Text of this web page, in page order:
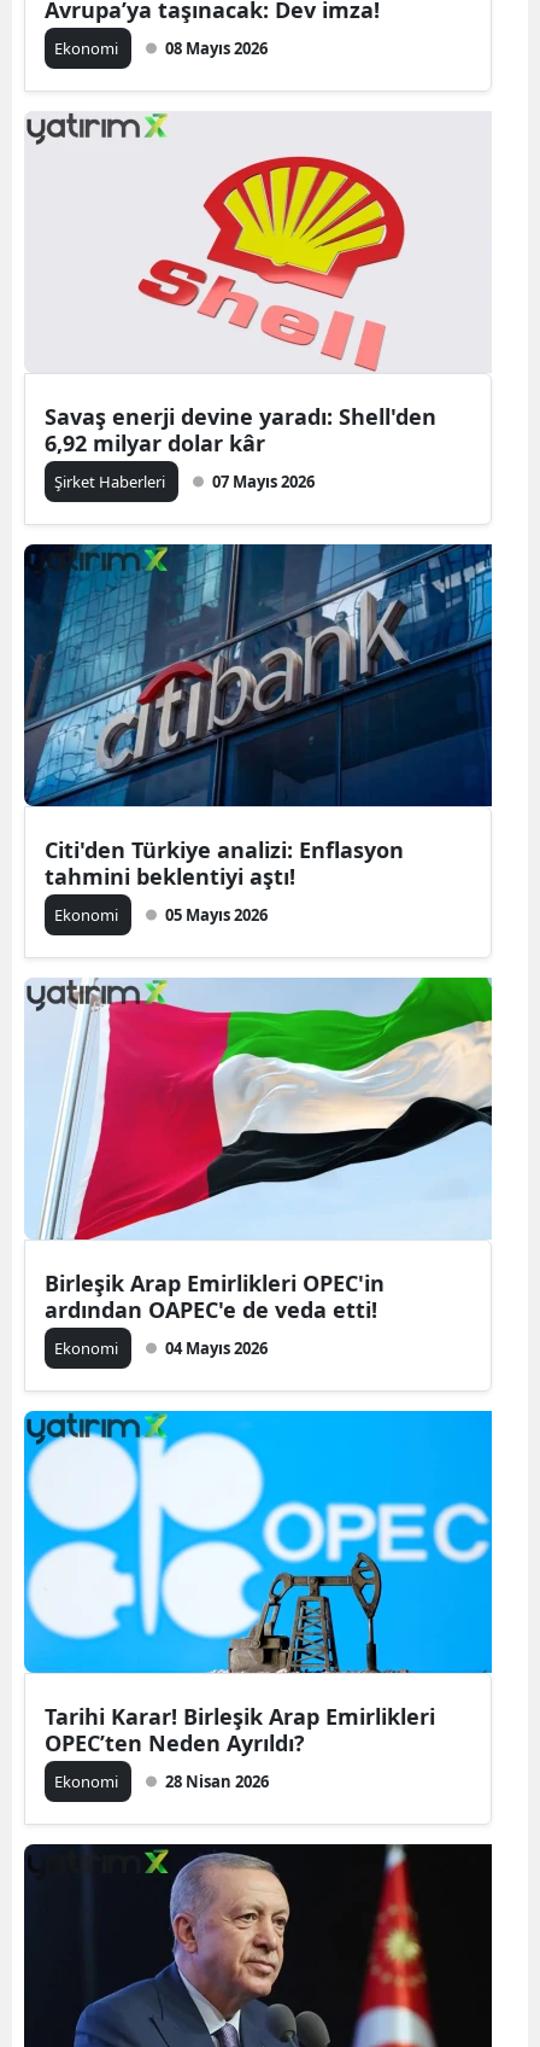
Avrupa’ya taşınacak: Dev imza!
Ekonomi 08 Mayıs 2026
Savaş enerji devine yaradı: Shell'den
6,92 milyar dolar kâr
Şirket Haberleri 07 Mayıs 2026
Citi'den Türkiye analizi: Enflasyon
tahmini beklentiyi aştı!
Ekonomi 05 Mayıs 2026
Birleşik Arap Emirlikleri OPEC'in
ardından OAPEC'e de veda etti!
Ekonomi 04 Mayıs 2026
Tarihi Karar! Birleşik Arap Emirlikleri
OPEC’ten Neden Ayrıldı?
Ekonomi 28 Nisan 2026